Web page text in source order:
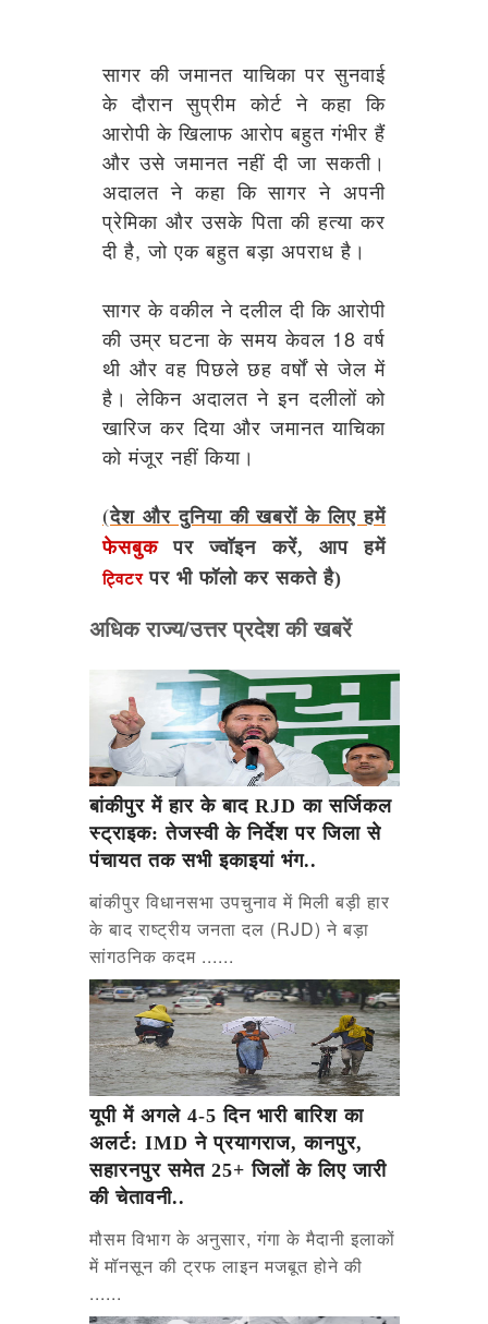
सागर की जमानत याचिका पर सुनवाई
के दौरान सुप्रीम कोर्ट ने कहा कि
आरोपी के खिलाफ आरोप बहुत गंभीर हैं
और उसे जमानत नहीं दी जा सकती।
अदालत ने कहा कि सागर ने अपनी
प्रेमिका और उसके पिता की हत्या कर
दी है, जो एक बहुत बड़ा अपराध है।
सागर के वकील ने दलील दी कि आरोपी
की उम्र घटना के समय केवल 18 वर्ष
थी और वह पिछले छह वर्षों से जेल में
है। लेकिन अदालत ने इन दलीलों को
खारिज कर दिया और जमानत याचिका
को मंजूर नहीं किया।
(देश और दुनिया की खबरों के लिए हमें
फेसबुकपर ज्वॉइन करें, आप हमें
ट्विटर पर भी फॉलो कर सकते है)
अधिक राज्य/उत्तर प्रदेश की खबरें
बांकीपुर में हार के बाद RJD का सर्जिकल
स्ट्राइक: तेजस्वी के निर्देश पर जिला से
पंचायत तक सभी इकाइयां भंग..
बांकीपुर विधानसभा उपचुनाव में मिली बड़ी हार
के बाद राष्ट्रीय जनता दल (RJD) ने बड़ा
सांगठनिक कदम ......
यूपी में अगले 4-5 दिन भारी बारिश का
अलर्ट: IMD ने प्रयागराज, कानपुर,
सहारनपुर समेत 25+ जिलों के लिए जारी
की चेतावनी..
मौसम विभाग के अनुसार, गंगा के मैदानी इलाकों
में मॉनसून की ट्रफ लाइन मजबूत होने की
......